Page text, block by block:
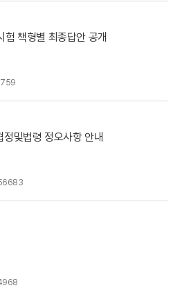
책형별 최종답안 공개
및법령 정오사항 안내